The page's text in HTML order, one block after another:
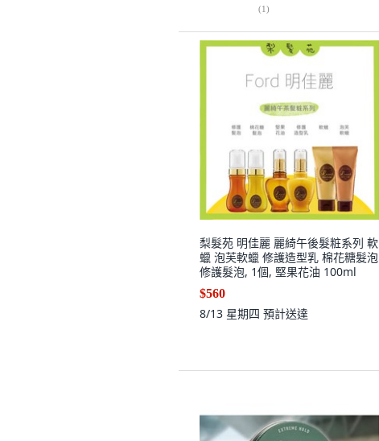
(1)
梨髮苑 明佳麗 麗綺午後髮粧系列 軟
蠟 泡芙軟蠟 修護造型乳 棉花糖髮泡
修護髮泡, 1個, 堅果花油 100ml
$560
8/13 星期四 預計送達